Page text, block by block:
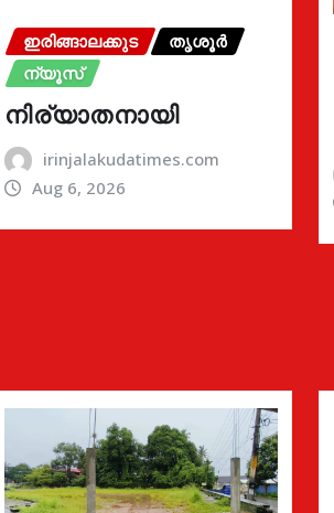
ഇരിങ്ങാലക്കുട
തൃശൂർ
ന്യൂസ്
നിര്യാതനായി
irinjalakudatimes.com
Aug 6, 2026